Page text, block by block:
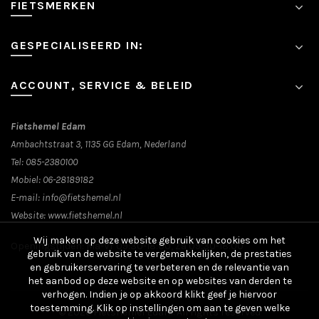
FIETSMERKEN
GESPECIALISEERD IN:
ACCOUNT, SERVICE & BELEID
Fietshemel Edam
Ambachtstraat 3, 1135 GG Edam, Nederland
Tel: 085-2380100
Mobiel: 06-28189182
E-mail: info@fietshemel.nl
Website: www.fietshemel.nl
Openingstijden: Ma-Vr 09:30-18:00, Za 09:30-18:00
© 2026Fietshemel Edam. All rights reserved
Wij maken op deze website gebruik van cookies om het
gebruik van de website te vergemakkelijken, de prestaties
en gebruikerservaring te verbeteren en de relevantie van
het aanbod op deze website en op websites van derden te
verhogen. Indien je op akkoord klikt geef je hiervoor
toestemming. Klik op instellingen om aan te geven welke